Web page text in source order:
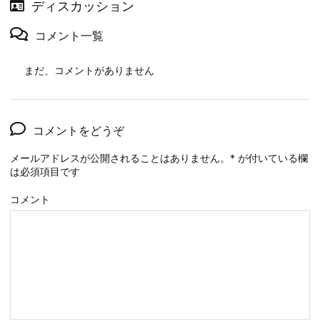
ディスカッション
コメント一覧
まだ、コメントがありません
コメントをどうぞ
メールアドレスが公開されることはありません。 * が付いている欄
は必須項目です
コメント